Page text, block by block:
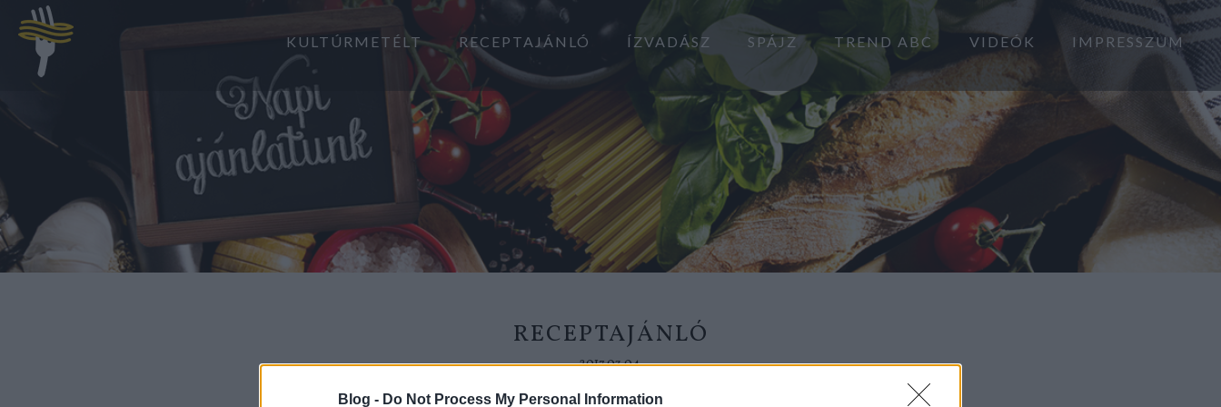
Blog - Do Not Process My Personal Information
KULTÚRMETÉLT RECEPTAJÁNLÓ ÍZVADÁSZ SPÁJZ TREND ABC VIDEÓK IMPRESSZUM
RECEPTAJÁNLÓ
2017.03.04.